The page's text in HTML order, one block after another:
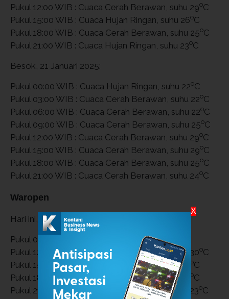
Pukul 12:00 WIB : Cuaca Cerah Berawan, suhu 29oC
Pukul 15:00 WIB : Cuaca Hujan Ringan, suhu 26oC
Pukul 18:00 WIB : Cuaca Cerah Berawan, suhu 25oC
Pukul 21:00 WIB : Cuaca Hujan Ringan, suhu 23oC
Besok, 21 Januari 2025:
Pukul 00:00 WIB : Cuaca Hujan Ringan, suhu 22oC
Pukul 03:00 WIB : Cuaca Cerah Berawan, suhu 22oC
Pukul 06:00 WIB : Cuaca Cerah Berawan, suhu 22oC
Pukul 09:00 WIB : Cuaca Cerah Berawan, suhu 25oC
Pukul 12:00 WIB : Cuaca Cerah Berawan, suhu 29oC
Pukul 15:00 WIB : Cuaca Cerah Berawan, suhu 29oC
Pukul 18:00 WIB : Cuaca Cerah Berawan, suhu 25oC
Pukul 21:00 WIB : Cuaca Cerah Berawan, suhu 24oC
Waropen
Hari ini, 20 Januari 2025:
Pukul 09:00 WIB : Cuaca Cerah, suhu 27 C
Pukul 12:00 WIB : Cuaca Cerah Berawan, suhu 30oC
Pukul 15:00 WIB : Cuaca Hujan Ringan, suhu 26
oC
Pukul 18:00 WIB : Cuaca Hujan Ringan, suhu 24
oC
Pukul 21:00 WIB : Cuaca Cerah Berawan, suhu 23oC
X